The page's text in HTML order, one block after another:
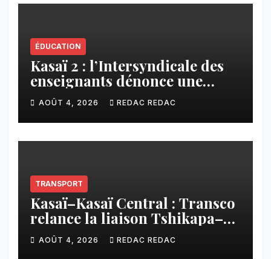
ÉDUCATION
Kasaï 2 : l’Intersyndicale des
enseignants dénonce une
contribution financière
imposée aux écoles de la
CNCA
AOÛT 4, 2026 REDAC REDAC
TRANSPORT
Kasaï–Kasaï Central : Transco
relance la liaison Tshikapa–
Tshiamu pour faciliter les
échanges
AOÛT 4, 2026 REDAC REDAC